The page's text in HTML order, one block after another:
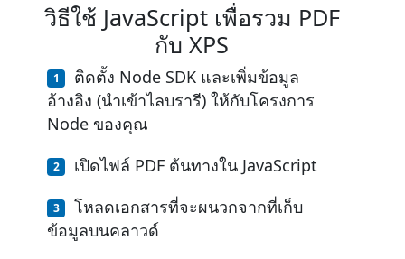
วิธีใช้ JavaScript เพื่อรวม PDF
กับ XPS
ติดตั้ง Node SDK และเพิ่มข้อมูล
อ้างอิง (นำเข้าไลบรารี) ให้กับโครงการ
Node ของคุณ
เปิดไฟล์ PDF ต้นทางใน JavaScript
โหลดเอกสารที่จะผนวกจากที่เก็บ
ข้อมูลบนคลาวด์